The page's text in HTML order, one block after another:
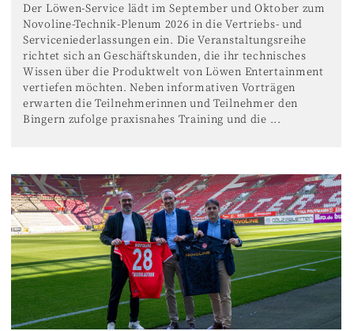
Der Löwen-Service lädt im September und Oktober zum
Novoline-Technik-Plenum 2026 in die Vertriebs- und
Serviceniederlassungen ein. Die Veranstaltungsreihe
richtet sich an Geschäftskunden, die ihr technisches
Wissen über die Produktwelt von Löwen Entertainment
vertiefen möchten. Neben informativen Vorträgen
erwarten die Teilnehmerinnen und Teilnehmer den
Bingern zufolge praxisnahes Training und die ...